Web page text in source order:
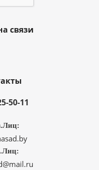
связи
50-11